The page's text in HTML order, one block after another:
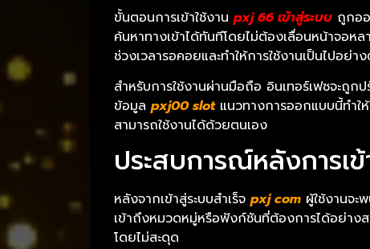
ขั้นตอนการเข้าใช้งานpxj 66 เข้าสู่ระบบ ถูกอ
ค้นหาทางเข้าได้ทันทีโดยไม่ต้องเลื่อนหน้าจอห
ช่วงเวลารอคอยและทำให้การใช้งานเป็นไปอย่า
สำหรับการใช้งานผ่านมือถือ อินเทอร์เฟซจะถู
ข้อมูลpxj00 slotแนวทางการออกแบบนี้ทำใ
สามารถใช้งานได้ด้วยตนเอง
ประสบการณ์หลังการเ
หลังจากเข้าสู่ระบบสำเร็จpxj com ผู้ใช้งานจ
เข้าถึงหมวดหมู่หรือฟังก์ชันที่ต้องการได้อย่าง
โดยไม่สะดุด